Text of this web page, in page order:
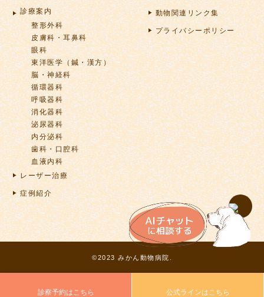
診察予約はこちら 公式ラインはこちら
診療案内
整形外科
皮膚科・耳鼻科
眼科
東洋医学（鍼・漢方）
脳・神経科
循環器科
呼吸器科
消化器科
泌尿器科
内分泌科
歯科・口腔科
血液内科
レーザー治療
症例紹介
動物関連リンク集
プライバシーポリシー
©2023 みかん動物病院.